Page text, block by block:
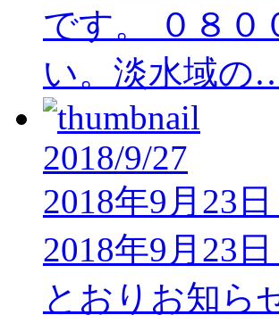
です。 ０８０
い。淡水域の
2018/9/27
2018年9月23
2018年9月23
とおりお知ら